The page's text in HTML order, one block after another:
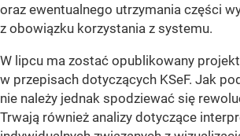
oraz ewentualnego utrzymania części
z obowiązku korzystania z systemu.
W lipcu ma zostać opublikowany
w przepisach dotyczących KSeF. Jak
nie należy jednak spodziewać się
Trwają również analizy dotyczące